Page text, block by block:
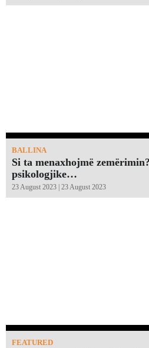
BALLINA
Si ta menaxhojmë
psikologjike…
23 August 2023 | 23 August 2023
FEATURED